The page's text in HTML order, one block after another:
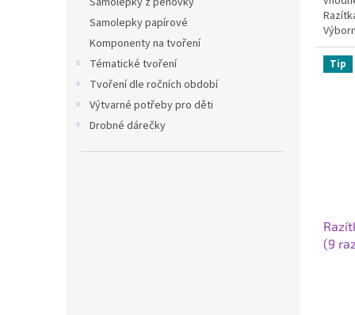
Samolepky papírové
Komponenty na tvoření
Tématické tvoření
Tvoření dle ročních období
Výtvarné potřeby pro děti
Drobné dárečky
a...
Tip
(9